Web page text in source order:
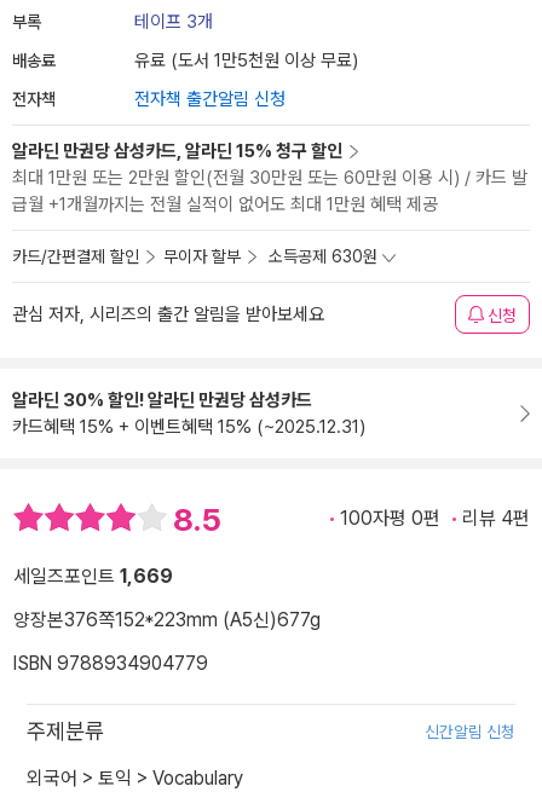
부록 테이프 3개
배송료 유료 (도서 1만5천원 이상 무료)
전자책 전자책 출간알림 신청
알라딘 만권당 삼성카드, 알라딘 15% 청구 할인
최대 1만원 또는 2만원 할인(전월 30만원 또는 60만원 이용 시) / 카드 발
급월 +1개월까지는 전월 실적이 없어도 최대 1만원 혜택 제공
카드/간편결제 할인 무이자 할부 소득공제 630원
관심 저자, 시리즈의 출간 알림을 받아보세요 신청
알라딘 30% 할인! 알라딘 만권당 삼성카드
카드혜택 15% + 이벤트혜택 15% (~2025.12.31)
8.5 100자평 0편 리뷰 4편
세일즈포인트 1,669
양장본376쪽152*223mm (A5신)677g
ISBN 9788934904779
주제분류 신간알림 신청
외국어 > 토익 > Vocabulary